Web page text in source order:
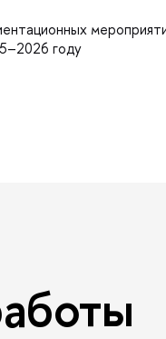
году